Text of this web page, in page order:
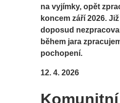
na vyjímky, opět
koncem září 2026.
doposud
během jara
pochopení.
12. 4. 2026
Komunitní